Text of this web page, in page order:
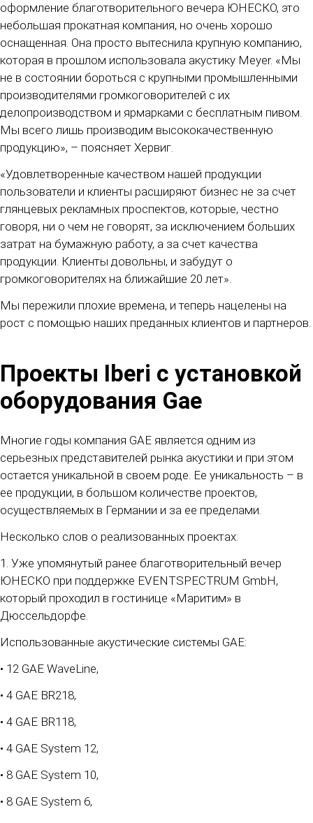
оформление благотворительного вечера ЮНЕСКО, это
небольшая прокатная компания, но очень хорошо
оснащенная. Она просто вытеснила крупную компанию,
которая в прошлом использовала акустику Meyer. «Мы
не в состоянии бороться с крупными промышленными
производителями громкоговорителей с их
делопроизводством и ярмарками с бесплатным пивом.
Мы всего лишь производим высококачественную
продукцию», – поясняет Хервиг.
«Удовлетворенные качеством нашей продукции
пользователи и клиенты расширяют бизнес не за счет
глянцевых рекламных проспектов, которые, честно
говоря, ни о чем не говорят, за исключением больших
затрат на бумажную работу, а за счет качества
продукции. Клиенты довольны, и забудут о
громкоговорителях на ближайшие 20 лет».
Мы пережили плохие времена, и теперь нацелены на
рост с помощью наших преданных клиентов и партнеров.
Проекты Iberi с установкой
оборудования Gae
Многие годы компания GAE является одним из
серьезных представителей рынка акустики и при этом
остается уникальной в своем роде. Ее уникальность – в
ее продукции, в большом количестве проектов,
осуществляемых в Германии и за ее пределами.
Несколько слов о реализованных проектах:
1. Уже упомянутый ранее благотворительный вечер
ЮНЕСКО при поддержке EVENTSPECTRUM GmbH,
который проходил в гостинице «Маритим» в
Дюссельдорфе.
Использованные акустические системы GAE:
• 12 GAE WaveLine,
• 4 GAE BR218,
• 4 GAE BR118,
• 4 GAE System 12,
• 8 GAE System 10,
• 8 GAE System 6,